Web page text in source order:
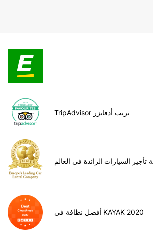
TripAdvisor تريب أدفايزر
السيارات الرائدة في العالم
أفضل نظافة في KAYAK 2020